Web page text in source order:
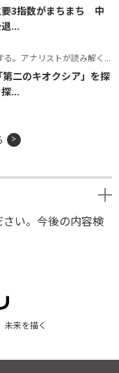
要3指数がまちまち 中
...
ナリストが読み解くテーマの本質
第二のキオクシア」を探
...
い。今後の内容検
未来を描く